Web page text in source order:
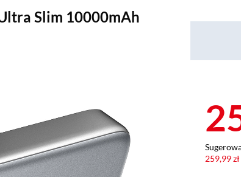
Slim 10000mAh
259,99 zł